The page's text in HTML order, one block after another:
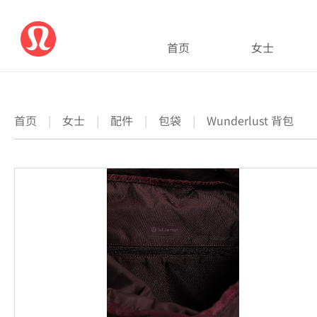
首页 女士
首页 | 女士 | 配件 | 包袋 | Wunderlust 背包